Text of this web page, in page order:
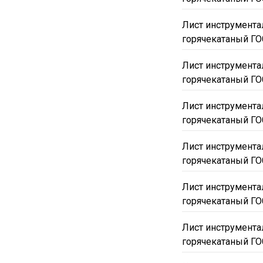
80x700-800х3010
1400
4.8 9ХС У10А
Р9М4К8
Лист
горячекатаный
Лист
горячекатаный
Лист
горячекатаный
Лист
горячекатаный
Лист
горячекатаный
Лист
горячекатаный